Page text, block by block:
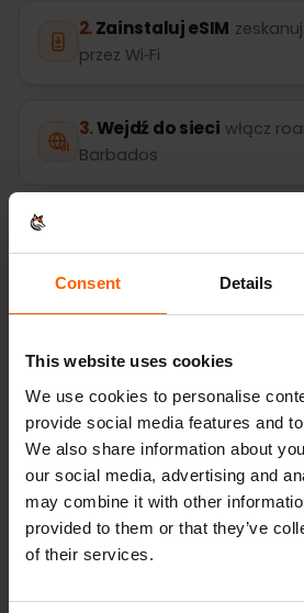
Consent Details
This website uses cookies
We use cookies to personalise
provide social media features and
We also share information about
our social media, advertising and
may combine it with other
provided to them or that they’ve
of their services.
Zainstaluj eSIM
przez Wi‑Fi
Wejdź do sieci włącz
Barbados
Konfiguracja zajmuje tylko 2
internet → Karty SIM
. Ważność
zgodność
Jak aktywować eSIM na
Jak aktywować eSIM na